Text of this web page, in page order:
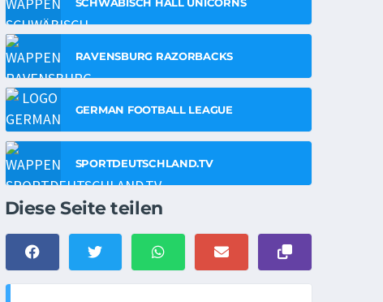
SCHWÄBISCH HALL UNICORNS
RAVENSBURG RAZORBACKS
GERMAN FOOTBALL LEAGUE
SPORTDEUTSCHLAND.TV
Diese Seite teilen